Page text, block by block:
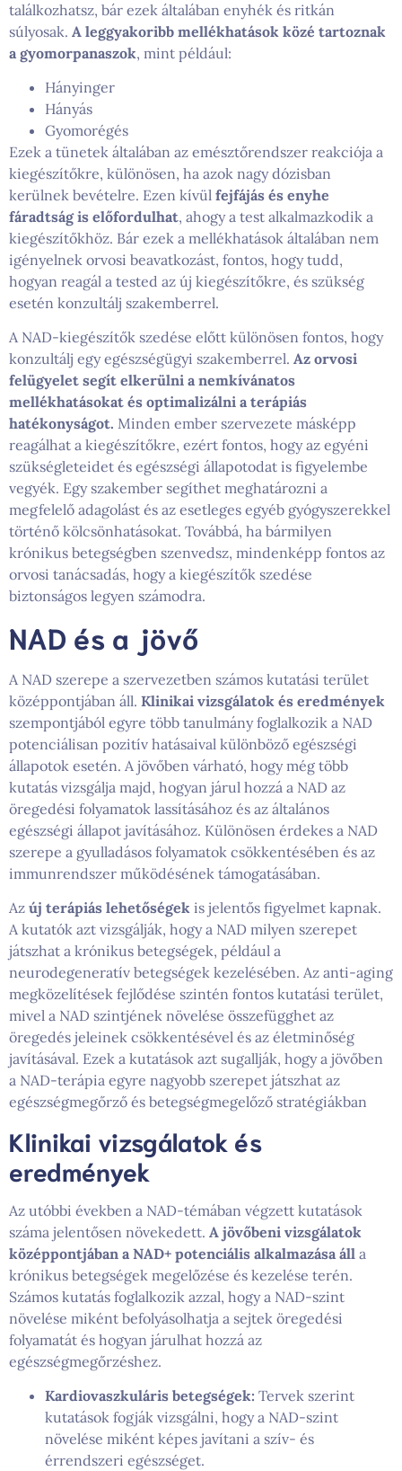
találkozhatsz, bár ezek általában enyhék és ritkán
súlyosak. A leggyakoribb mellékhatások közé tartoznak
a gyomorpanaszok, mint például:
Hányinger
Hányás
Gyomorégés
Ezek a tünetek általában az emésztőrendszer reakciója a
kiegészítőkre, különösen, ha azok nagy dózisban
kerülnek bevételre. Ezen kívül fejfájás és enyhe
fáradtság is előfordulhat, ahogy a test alkalmazkodik a
kiegészítőkhöz. Bár ezek a mellékhatások általában nem
igényelnek orvosi beavatkozást, fontos, hogy tudd,
hogyan reagál a tested az új kiegészítőkre, és szükség
esetén konzultálj szakemberrel.
A NAD-kiegészítők szedése előtt különösen fontos, hogy
konzultálj egy egészségügyi szakemberrel. Az orvosi
felügyelet segít elkerülni a nemkívánatos
mellékhatásokat és optimalizálni a terápiás
hatékonyságot. Minden ember szervezete másképp
reagálhat a kiegészítőkre, ezért fontos, hogy az egyéni
szükségleteidet és egészségi állapotodat is figyelembe
vegyék. Egy szakember segíthet meghatározni a
megfelelő adagolást és az esetleges egyéb gyógyszerekkel
történő kölcsönhatásokat. Továbbá, ha bármilyen
krónikus betegségben szenvedsz, mindenképp fontos az
orvosi tanácsadás, hogy a kiegészítők szedése
biztonságos legyen számodra.
NAD és a jövő
A NAD szerepe a szervezetben számos kutatási terület
középpontjában áll. Klinikai vizsgálatok és eredmények
szempontjából egyre több tanulmány foglalkozik a NAD
potenciálisan pozitív hatásaival különböző egészségi
állapotok esetén. A jövőben várható, hogy még több
kutatás vizsgálja majd, hogyan járul hozzá a NAD az
öregedési folyamatok lassításához és az általános
egészségi állapot javításához. Különösen érdekes a NAD
szerepe a gyulladásos folyamatok csökkentésében és az
immunrendszer működésének támogatásában.
Az új terápiás lehetőségek is jelentős figyelmet kapnak.
A kutatók azt vizsgálják, hogy a NAD milyen szerepet
játszhat a krónikus betegségek, például a
neurodegeneratív betegségek kezelésében. Az anti-aging
megközelítések fejlődése szintén fontos kutatási terület,
mivel a NAD szintjének növelése összefügghet az
öregedés jeleinek csökkentésével és az életminőség
javításával. Ezek a kutatások azt sugallják, hogy a jövőben
a NAD-terápia egyre nagyobb szerepet játszhat az
egészségmegőrző és betegségmegelőző stratégiákban
Klinikai vizsgálatok és
eredmények
Az utóbbi években a NAD-témában végzett kutatások
száma jelentősen növekedett. A jövőbeni vizsgálatok
középpontjában a NAD+ potenciális alkalmazása áll a
krónikus betegségek megelőzése és kezelése terén.
Számos kutatás foglalkozik azzal, hogy a NAD-szint
növelése miként befolyásolhatja a sejtek öregedési
folyamatát és hogyan járulhat hozzá az
egészségmegőrzéshez.
Kardiovaszkuláris betegségek: Tervek szerint
kutatások fogják vizsgálni, hogy a NAD-szint
növelése miként képes javítani a szív- és
érrendszeri egészséget.